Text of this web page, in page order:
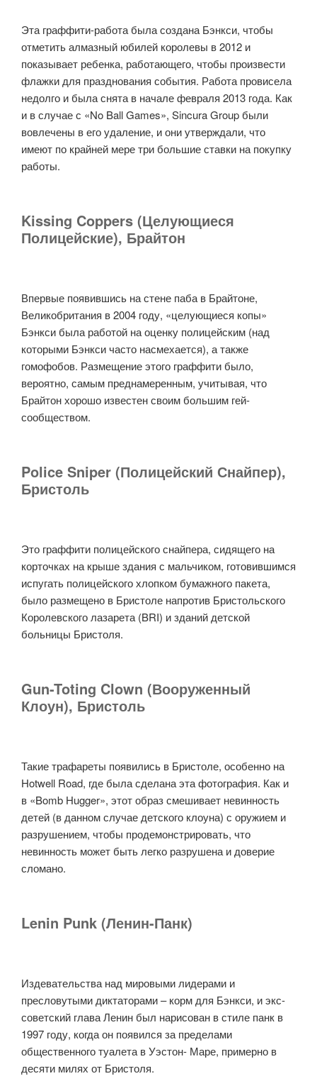
Эта граффити-работа была создана Бэнкси, чтобы
отметить алмазный юбилей королевы в 2012 и
показывает ребенка, работающего, чтобы произвести
флажки для празднования события. Работа провисела
недолго и была снята в начале февраля 2013 года. Как
и в случае с «No Ball Games», Sincura Group были
вовлечены в его удаление, и они утверждали, что
имеют по крайней мере три большие ставки на покупку
работы.
Kissing Coppers (Целующиеся
Полицейские), Брайтон
Впервые появившись на стене паба в Брайтоне,
Великобритания в 2004 году, «целующиеся копы»
Бэнкси была работой на оценку полицейским (над
которыми Бэнкси часто насмехается), а также
гомофобов. Размещение этого граффити было,
вероятно, самым преднамеренным, учитывая, что
Брайтон хорошо известен своим большим гей-
сообществом.
Police Sniper (Полицейский Снайпер),
Бристоль
Это граффити полицейского снайпера, сидящего на
корточках на крыше здания с мальчиком, готовившимся
испугать полицейского хлопком бумажного пакета,
было размещено в Бристоле напротив Бристольского
Королевского лазарета (BRI) и зданий детской
больницы Бристоля.
Gun-Toting Clown (Вооруженный
Клоун), Бристоль
Такие трафареты появились в Бристоле, особенно на
Hotwell Road, где была сделана эта фотография. Как и
в «Bomb Hugger», этот образ смешивает невинность
детей (в данном случае детского клоуна) с оружием и
разрушением, чтобы продемонстрировать, что
невинность может быть легко разрушена и доверие
сломано.
Lenin Punk (Ленин-Панк)
Издевательства над мировыми лидерами и
пресловутыми диктаторами – корм для Бэнкси, и экс-
советский глава Ленин был нарисован в стиле панк в
1997 году, когда он появился за пределами
общественного туалета в Уэстон- Маре, примерно в
десяти милях от Бристоля.